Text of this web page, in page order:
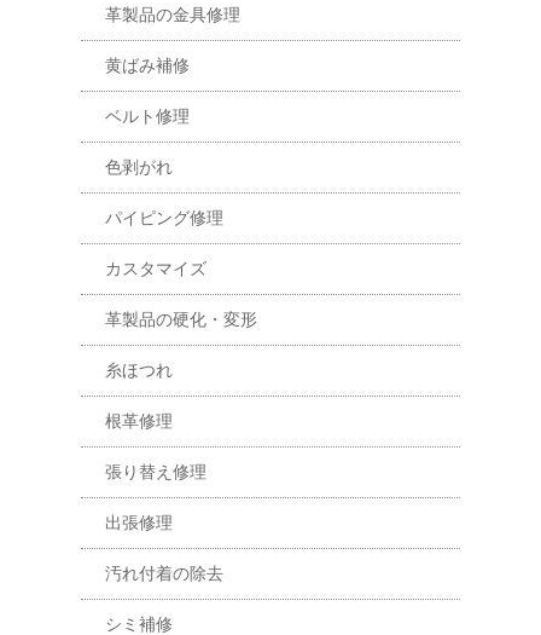
革製品の金具修理
黄ばみ補修
ベルト修理
色剥がれ
パイピング修理
カスタマイズ
革製品の硬化・変形
糸ほつれ
根革修理
張り替え修理
出張修理
汚れ付着の除去
シミ補修